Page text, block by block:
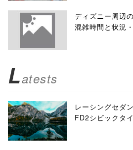
ディズニー周辺
混雑時間と状況
Latests
レーシングセダ
FD2シビックタ